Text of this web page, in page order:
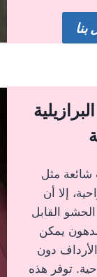
بنا
مثل
إلا أن
القابل
يمكن
دون
توفر هذه